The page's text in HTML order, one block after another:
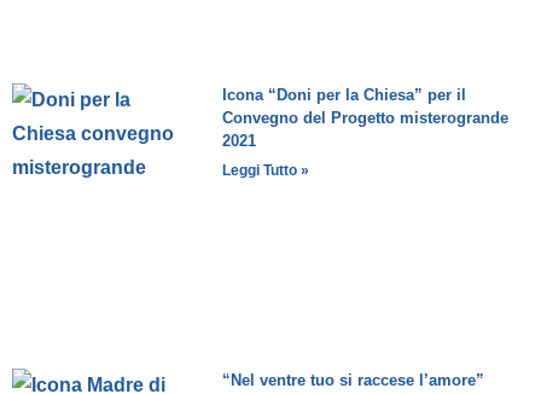
Icona “Doni per la Chiesa” per il
Convegno del Progetto misterogrande
2021
Leggi Tutto »
“Nel ventre tuo si raccese l’amore”